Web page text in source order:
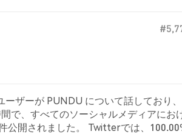
ーザーが PUNDU について話しており
で、すべてのソーシャルメディアに
公開されました。 Twitterでは、